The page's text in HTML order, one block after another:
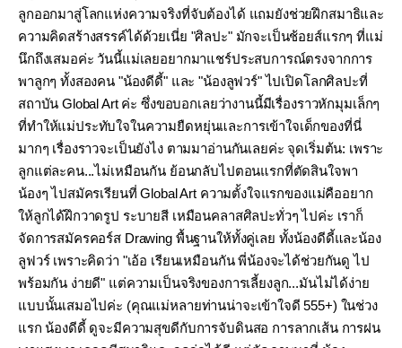
ลูกออกมาสู่โลกแห่งความจริงที่จับต้องได้ แถมยังช่วยฝึกสมาธิและ
ความคิดสร้างสรรค์ได้ด้วยเนี่ย "ศิลปะ" มักจะเป็นช้อยส์แรกๆ ที่แม่
นึกถึงเสมอค่ะ วันนี้แม่เลยอยากมาแชร์ประสบการณ์ตรงจากการ
พาลูกๆ ทั้งสองคน "น้องดีดี้" และ "น้องลูฟวร์" ไปเปิดโลกศิลปะที่
สถาบัน Global Art ค่ะ ซึ่งขอบอกเลยว่างานนี้มีเรื่องราวหักมุมเล็กๆ
ที่ทำให้แม่ประทับใจในความยืดหยุ่นและการเข้าใจเด็กของที่นี่
มากๆ เรื่องราวจะเป็นยังไง ตามมาอ่านกันเลยค่ะ จุดเริ่มต้น: เพราะ
ลูกแต่ละคน...ไม่เหมือนกัน ย้อนกลับไปตอนแรกที่ตัดสินใจพา
น้องๆ ไปสมัครเรียนที่ Global Art ความตั้งใจแรกของแม่คืออยาก
ให้ลูกได้ฝึกวาดรูป ระบายสี เหมือนคลาสศิลปะทั่วๆ ไปค่ะ เราก็
จัดการสมัครคอร์ส Drawing พื้นฐานให้ทั้งคู่เลย ทั้งน้องดีดี้และน้อง
ลูฟวร์ เพราะคิดว่า "เอ้อ เรียนเหมือนกัน พี่น้องจะได้ช่วยกันดู ไป
พร้อมกัน ง่ายดี" แต่ความเป็นจริงของการเลี้ยงลูก...มันไม่ได้ง่าย
แบบนั้นเสมอไปค่ะ (คุณแม่หลายท่านน่าจะเข้าใจดี 555+) ในช่วง
แรก น้องดีดี้ ดูจะมีความสุขดีกับการจับดินสอ การลากเส้น การฝน